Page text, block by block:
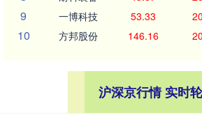
9 一博科技 53.33
10 方邦股份 146.16
沪深京行情 实时